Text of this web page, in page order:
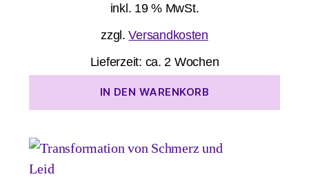
inkl. 19 % MwSt.
zzgl.Versandkosten
Lieferzeit: ca. 2 Wochen
IN DEN WARENKORB